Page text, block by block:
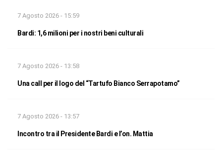
7 Agosto 2026 - 15:59
Bardi: 1,6 milioni per i nostri beni culturali
7 Agosto 2026 - 13:58
Una call per il logo del “Tartufo Bianco Serrapotamo”
7 Agosto 2026 - 13:57
Incontro tra il Presidente Bardi e l’on. Mattia